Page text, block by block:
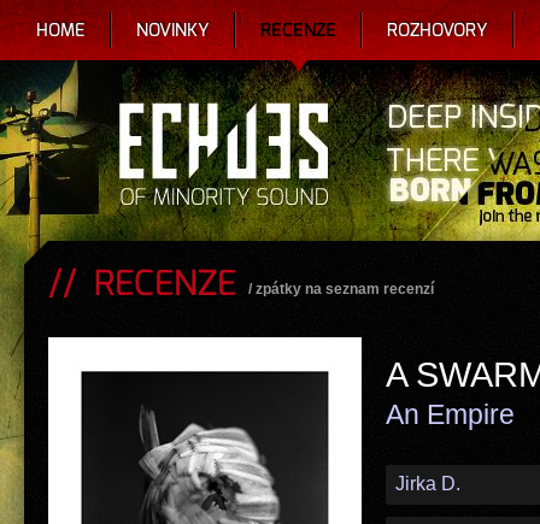
HOME NOVINKY RECENZE ROZHOVORY
RECENZE / zpátky na seznam recenzí
A
An Empire
Jirka D.